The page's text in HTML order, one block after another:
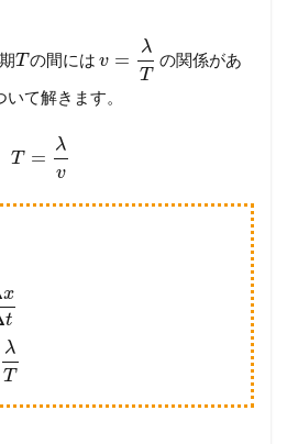
T の間にはv =
λ
T
の関係があ
いて解きます。
T =
λ
v
x
t
λ
T